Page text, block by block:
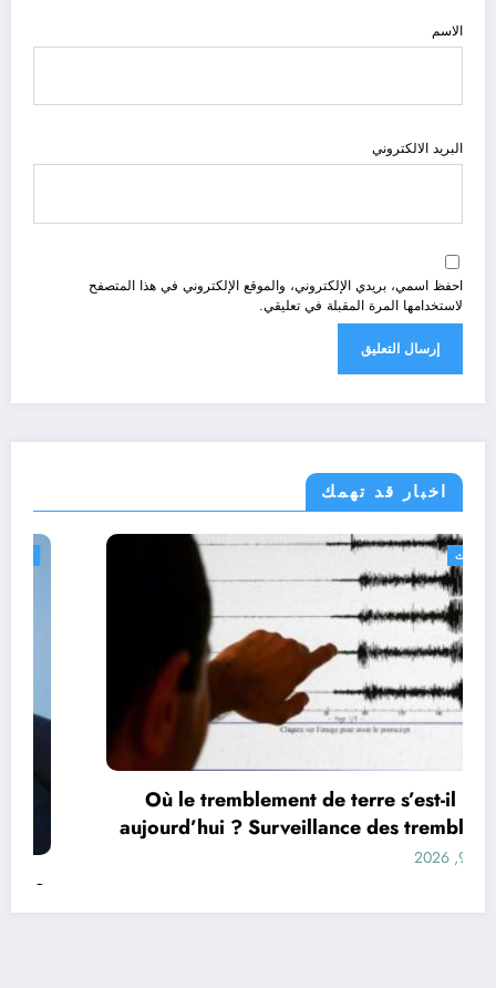
الاسم
البريد الالكتروني
احفظ اسمي، بريدي الإلكتروني، والموقع الإلكتروني في هذا المتصفح
لاستخدامها المرة المقبلة في تعليقي.
اخبار قد تهمك
الجزائر الحدث
Où le tremblement de terre s’est-il produit
aujourd’hui ? Surveillance des tremblements
de terre dans le monde&
أغسطس 9, 2026